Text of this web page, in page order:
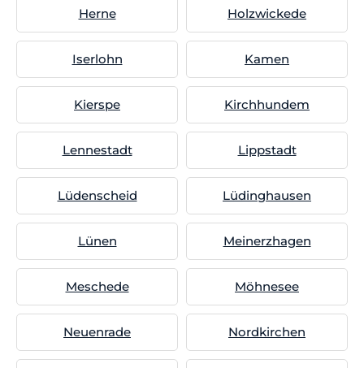
Herne Holzwickede
Iserlohn Kamen
Kierspe Kirchhundem
Lennestadt Lippstadt
Lüdenscheid Lüdinghausen
Lünen Meinerzhagen
Meschede Möhnesee
Neuenrade Nordkirchen